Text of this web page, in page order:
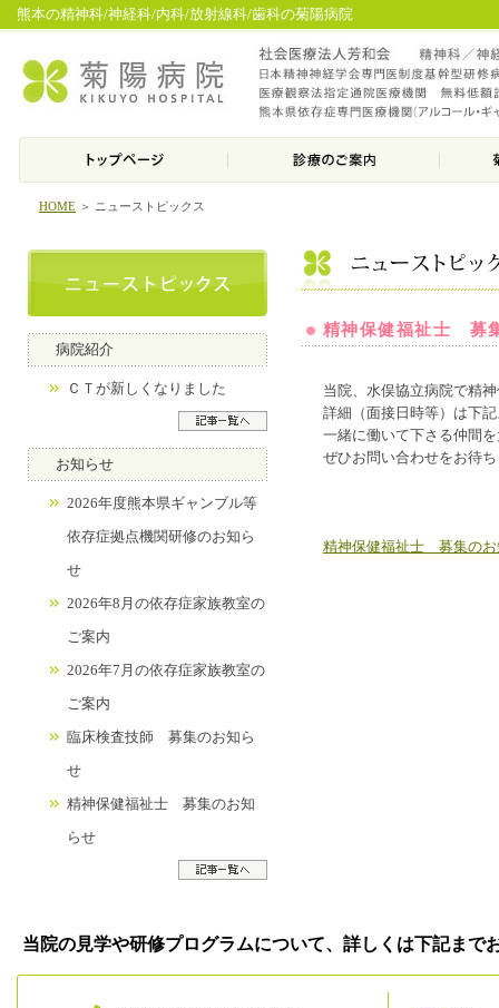
熊本の精神科/神経科/内科/放射線科/歯科の菊陽病院
HOME ＞ ニューストピックス
病院紹介
ＣＴが新しくなりました
お知らせ
2026年度熊本県ギャンブル等
依存症拠点機関研修のお知ら
せ
2026年8月の依存症家族教室の
ご案内
2026年7月の依存症家族教室の
ご案内
臨床検査技師 募集のお知ら
せ
精神保健福祉士 募集のお知
らせ
精神保健福祉士 募
当院、水俣協立病院で精
詳細（面接日時等）は下
一緒に働いて下さる仲間
ぜひお問い合わせをお待
精神保健福祉士 募集のお
当院の見学や研修プログラムについて、詳しくは下記まで